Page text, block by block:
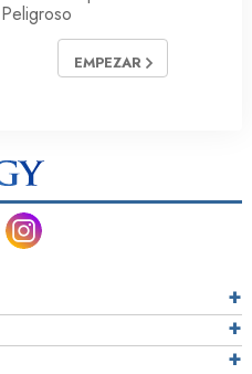
Peligroso
EMPEZAR